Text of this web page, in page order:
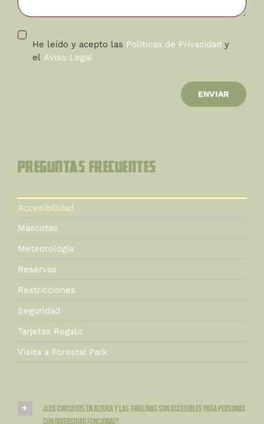
He leído y acepto las Políticas de Privacidad y
el Aviso Legal
ENVIAR
Preguntas Frecuentes
Accesibilidad
Mascotas
Meteorología
Reservas
Restricciones
Seguridad
Tarjetas Regalo
Visita a Forestal Park
¿Los circuitos en altura y las tirolinas son accesibles para personas
con diversidad funcional?